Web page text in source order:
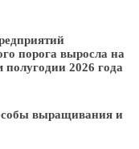
порога выросла на
2026 года
выращивания и